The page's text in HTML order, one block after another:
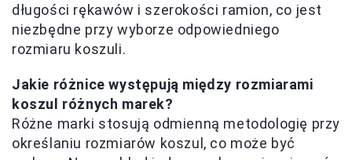
długości rękawów i szerokości ramion, co jest
niezbędne przy wyborze odpowiedniego
rozmiaru koszuli.
Jakie różnice występują między rozmiarami
koszul różnych marek?
Różne marki stosują odmienną metodologię przy
określaniu rozmiarów koszul, co może być